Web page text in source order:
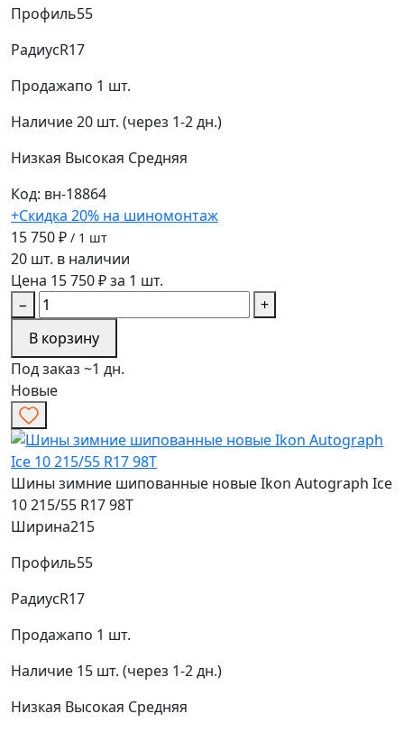
Профиль55
РадиусR17
Продажапо 1 шт.
Наличие20 шт. (через 1-2 дн.)
Низкая Высокая Средняя
Код: вн-18864
+Скидка 20% на шиномонтаж
15 750 ₽ / 1 шт
20 шт. в наличии
Цена 15 750 ₽ за 1 шт.
−
+
В корзину
Под заказ ~1 дн.
Новые
Шины зимние шипованные новые Ikon Autograph Ice
10 215/55 R17 98T
Ширина215
Профиль55
РадиусR17
Продажапо 1 шт.
Наличие 15 шт. (через 1-2 дн.)
Низкая Высокая Средняя